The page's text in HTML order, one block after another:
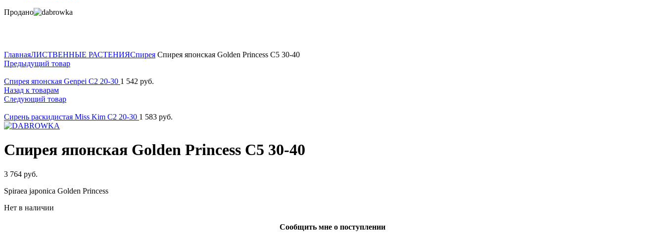
Продано
ГлавнаяЛИСТВЕННЫЕ РАСТЕНИЯСпирея Спирея японская Golden Princess C5 30-40
Предыдущий товар
Спирея японская Genpei C2 20-30 1 542 руб.
Назад к товарам
Следующий товар
Сирень раскидистая Miss Kim C2 20-30 1 583 руб.
Спирея японская Golden Princess C5 30-40
3 764 руб.
Spiraea japonica Golden Princess
Нет в наличии
Сообщить мне о поступлении